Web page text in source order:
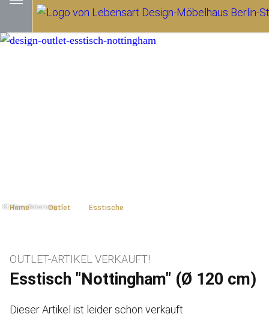
Home Outlet Esstische
Esstisch "Nottingham" (Ø 120 cm)
OUTLET-ARTIKEL VERKAUFT!
Dieser Artikel ist leider schon verkauft.